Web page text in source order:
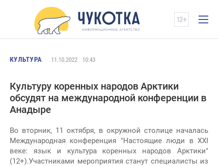
КУЛЬТУРА 11.10.2022 10:43
Культуру коренных народов Арктики
обсудят на международной конференции в
Анадыре
Во вторник, 11 октября, в окружной столице началась
Международная конференция "Настоящие люди в XXI
веке: язык и культура коренных народов Арктики"
(12+).Участниками мероприятия станут специалисты из